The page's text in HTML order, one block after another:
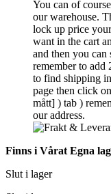
You can of
our warehouse.
lock up price
want in the cart
and then you
remember to
to find shipping
page then click
mått] ) tab )
our address.
Finns i Vårat Egna
Slut i lager